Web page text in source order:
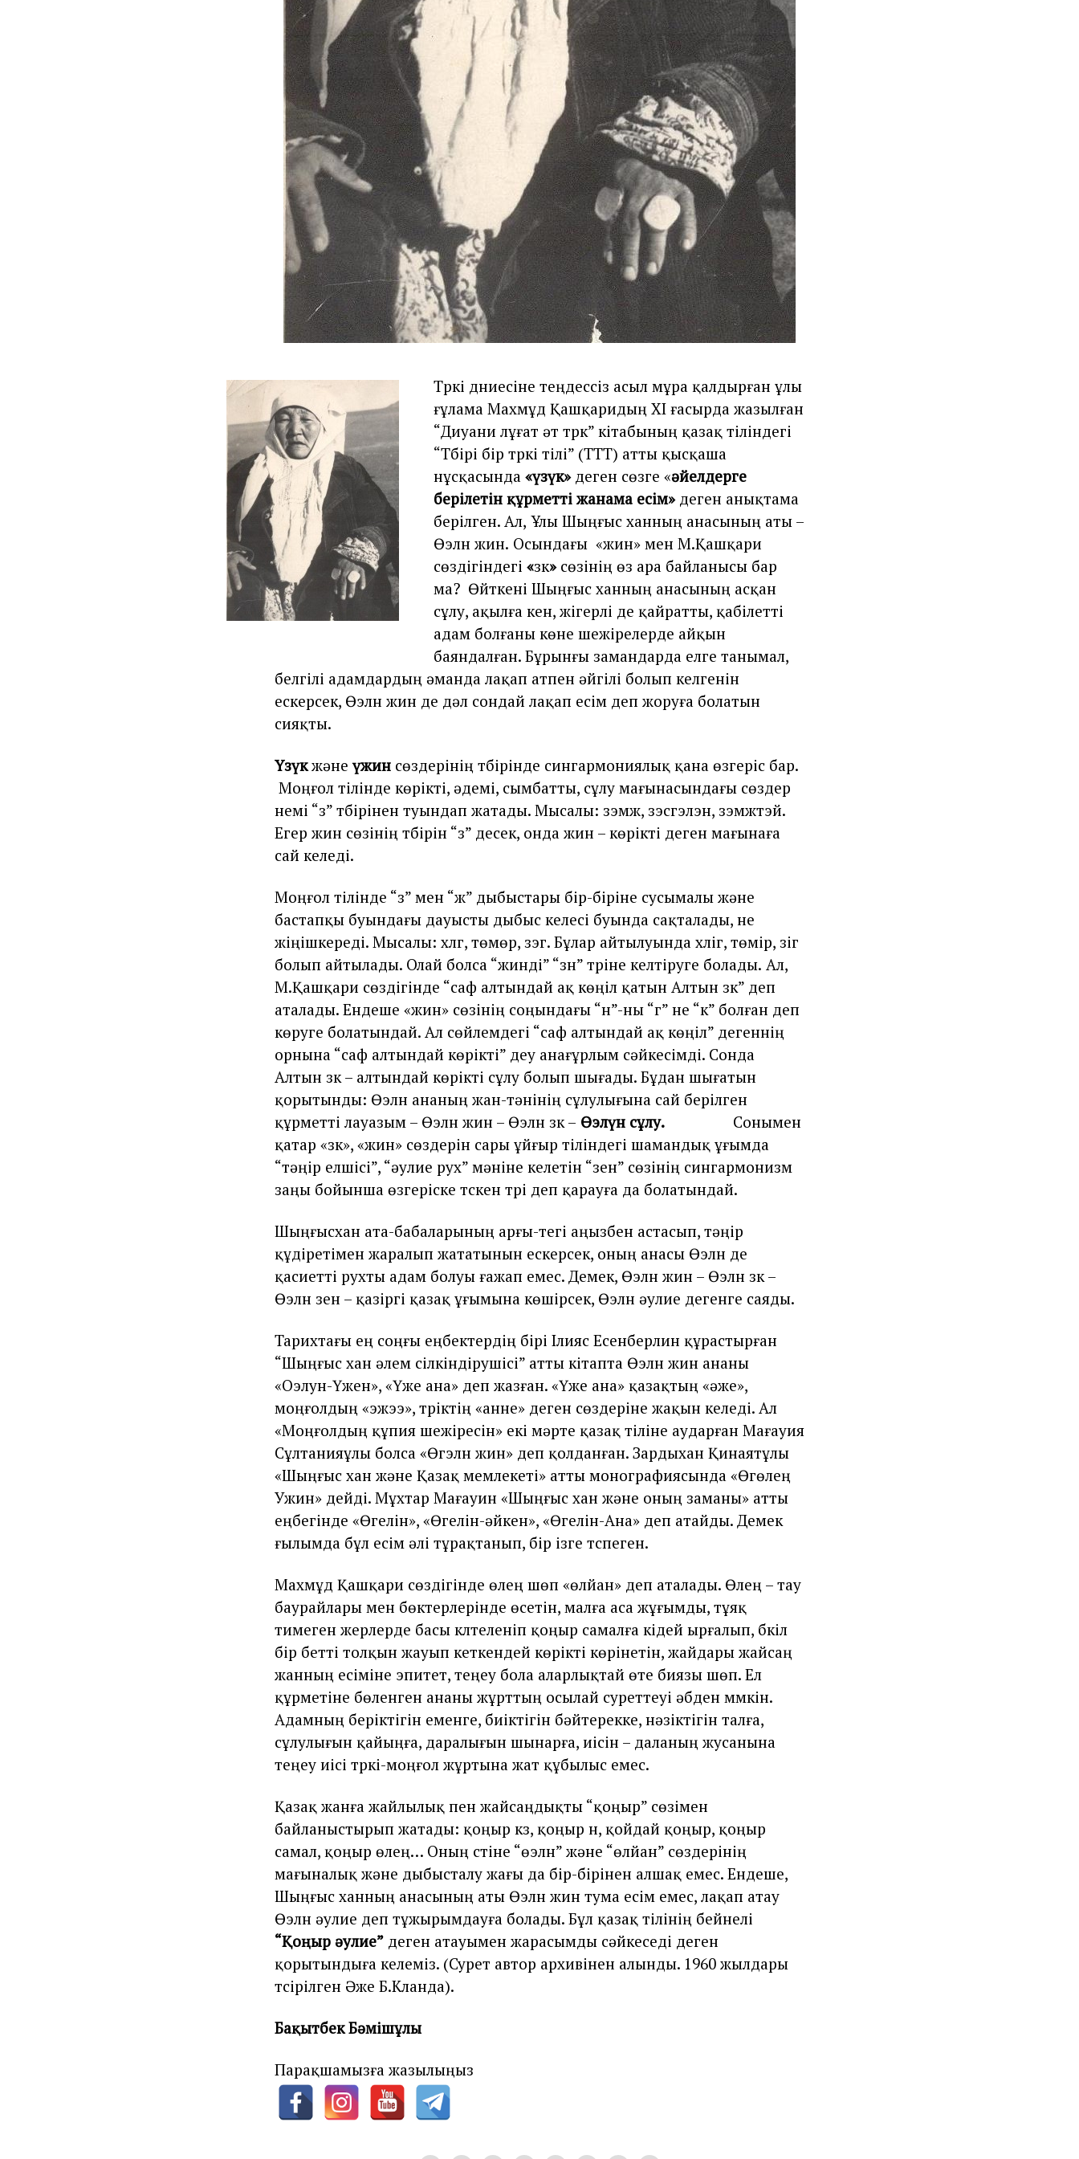
Түркi дүниесiне теңдессiз асыл мұра қалдырған ұлы
ғұлама Махмұд Қашқаридың ХI ғасырда жазылған
“Диуани лұғат әт түрк” кiтабының қазақ тiлiндегi
“Түбiрi бiр түркi тiлi” (ТТТ) атты қысқаша
нұсқасында «үзүк»деген сөзге «әйелдерге
берiлетiн құрметтi жанама есiм» деген анықтама
берілген. Ал, Ұлы Шыңғыс ханның анасының аты –
Өэлүн үжин. Осындағы «үжин» мен М.Қашқари
сөздігіндегі «үзүк» сөзінің өз ара байланысы бар
ма? Өйткені Шыңғыс ханның анасының асқан
сұлу, ақылға кен, жігерлі де қайратты, қабілетті
адам болғаны көне шежiрелерде айқын
баяндалған. Бұрынғы замандарда елге танымал,
белгілі адамдардың әманда лақап атпен әйгiлi болып келгенiн
ескерсек, Өэлүн үжин де дәл сондай лақап есiм деп жоруға болатын
сияқты.
Үзүкжәнеүжин сөздерiнiң түбiрiнде сингармониялық қана өзгерiс бар.
Моңғол тiлiнде көрiктi, әдемi, сымбатты, сұлу мағынасындағы сөздер
үнемi “үз” түбiрiнен туындап жатады. Мысалы: үзэмж, үзэсгэлэн, үзэмжтэй.
Егер үжин сөзiнiң түбiрiн “үз” десек, онда үжин – көрiктi деген мағынаға
сай келедi.
Моңғол тiлiнде “з” мен “ж” дыбыстары бiр-бiрiне сусымалы және
бастапқы буындағы дауысты дыбыс келесi буында сақталады, не
жiңiшкередi. Мысалы: хүлүг, төмөр, үзэг. Бұлар айтылуында хүліг, төмір, үзіг
болып айтылады. Олай болса “үжиндi” “үзүн” түрiне келтiруге болады. Ал,
М.Қашқари сөздігінде “саф алтындай ақ көңiл қатын Алтын үзүк” деп
аталады. Ендеше «үжин» сөзінің соңындағы “н”-ны “г” не “к” болған деп
көруге болатындай. Ал сөйлемдегi “саф алтындай ақ көңiл” дегеннiң
орнына “саф алтындай көрiктi” деу анағұрлым сәйкесiмдi. Сонда
Алтын үзүк – алтындай көрiктi сұлу болып шығады. Бұдан шығатын
қорытынды: Өэлүн ананың жан-тәнiнiң сұлулығына сай берiлген
құрметтi лауазым – Өэлүн үжин – Өэлүн үзүк – Өэлүн сұлу. Сонымен
қатар «үзүк», «үжин» сөздерiн сары ұйғыр тiлiндегi шамандық ұғымда
“тәңiр елшiсi”, “әулие рух” мәнiне келетiн “үзен” сөзiнiң сингармонизм
заңы бойынша өзгерiске түскен түрi деп қарауға да болатындай.
Шыңғысхан ата-бабаларының арғы-тегi аңызбен астасып, тәңiр
құдiретiмен жаралып жататынын ескерсек, оның анасы Өэлүн де
қасиеттi рухты адам болуы ғажап емес. Демек, Өэлүн үжин – Өэлүн үзүк –
Өэлүн үзен – қазiргi қазақ ұғымына көшiрсек, Өэлүн әулие дегенге саяды.
Тарихтағы ең соңғы еңбектердің бірі Ілияс Есенберлин құрастырған
“Шыңғыс хан әлем сілкіндірушісі” атты кітапта Өэлүн үжин ананы
«Оэлун-Үжен», «Үже ана» деп жазған. «Үже ана» қазақтың «әже»,
моңғолдың «эжээ», түріктің «анне» деген сөздеріне жақын келеді. Ал
«Моңғолдың құпия шежіресін» екі мәрте қазақ тіліне аударған Мағауия
Сұлтанияұлы болса «Өгэлүн үжин» деп қолданған. Зардыхан Қинаятұлы
«Шыңғыс хан және Қазақ мемлекеті» атты монографиясында «Өгөлең
Ужин» дейді. Мұхтар Мағауин «Шыңғыс хан және оның заманы» атты
еңбегінде «Өгелін», «Өгелін-әйкен», «Өгелін-Ана» деп атайды. Демек
ғылымда бұл есім әлі тұрақтанып, бір ізге түспеген.
Махмұд Қашқари сөздiгiнде өлең шөп «өлйан» деп аталады. Өлең – тау
баурайлары мен бөктерлерiнде өсетiн, малға аса жұғымды, тұяқ
тимеген жерлерде басы күлтеленiп қоңыр самалға үкiдей ырғалып, бүкiл
бiр беттi толқын жауып кеткендей көрiктi көрiнетiн, жайдары жайсаң
жанның есіміне эпитет, теңеу бола аларлықтай өте биязы шөп. Ел
құрметiне бөленген ананы жұрттың осылай суреттеуi әбден мүмкiн.
Адамның берiктiгiн еменге, биiктiгiн бәйтерекке, нәзiктiгiн талға,
сұлулығын қайыңға, даралығын шынарға, иiсiн – даланың жусанына
теңеу иiсi түркi-моңғол жұртына жат құбылыс емес.
Қазақ жанға жайлылық пен жайсаңдықты “қоңыр” сөзiмен
байланыстырып жатады: қоңыр күз, қоңыр үн, қойдай қоңыр, қоңыр
самал, қоңыр өлең… Оның үстiне “өэлүн” және “өлйан” сөздерiнің
мағыналық және дыбысталу жағы да бiр-бiрiнен алшақ емес. Ендеше,
Шыңғыс ханның анасының аты Өэлүн үжин тума есім емес, лақап атау
Өэлүн әулие деп тұжырымдауға болады. Бұл қазақ тiлінің бейнелі
“Қоңыр әулие” деген атауымен жарасымды сәйкеседі деген
қорытындыға келеміз. (Сурет автор архивінен алынды. 1960 жылдары
түсірілген Әже Б.Күланда).
Бақытбек Бәмішұлы
Парақшамызға жазылыңыз